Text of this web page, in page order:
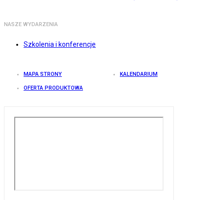
NASZE WYDARZENIA
Szkolenia i konferencje
MAPA STRONY KALENDARIUM
OFERTA PRODUKTOWA